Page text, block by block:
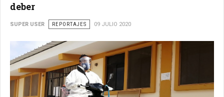
deber
SUPER USER REPORTAJES 09 JULIO 2020